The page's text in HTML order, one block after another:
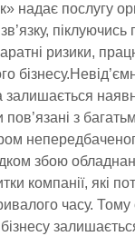
надає послугу
ризики,
з
збою
компанії, які
часу. Тому